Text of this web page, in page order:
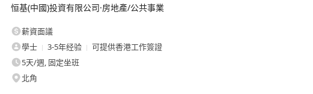
恒基(中國)投資有限公司·房地產/公共事業
薪資面議
學士
3-5年经验
可提供香港工作簽證
5天/週, 固定坐班
北角